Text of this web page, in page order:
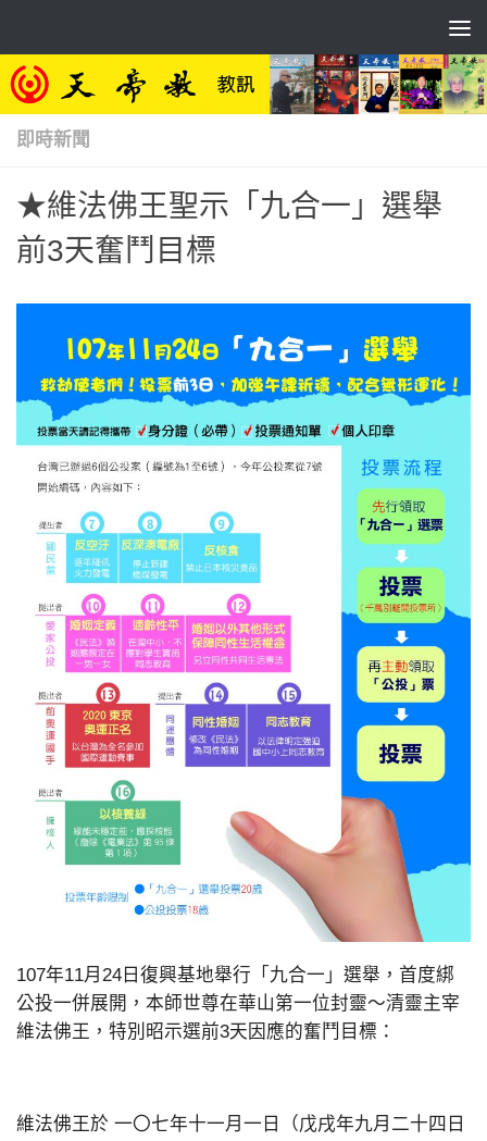
即時新聞
★維法佛王聖示「九合一」選舉
前3天奮鬥目標
107年11月24日復興基地舉行「九合一」選舉，首度綁
公投一併展開，本師世尊在華山第一位封靈～清靈主宰
維法佛王，特別昭示選前3天因應的奮鬥目標：
維法佛王於 一〇七年十一月一日（戊戌年九月二十四日